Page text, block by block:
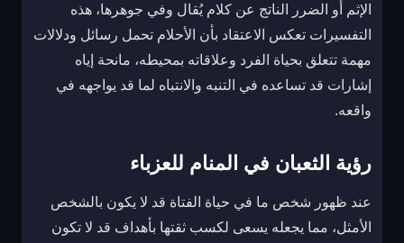
الإثم أو الضرر الناتج عن كلام يُقال وفي جوهرها، هذه
التفسيرات تعكس الاعتقاد بأن الأحلام تحمل رسائل ودلالات
مهمة تتعلق بحياة الفرد وعلاقاته بمحيطه، مانحة إياه
إشارات قد تساعده في التنبه والانتباه لما قد يواجهه في
واقعه.
رؤية الثعبان في المنام للعزباء
عند ظهور شخص ما في حياة الفتاة قد لا يكون بالشخص
الأمثل، مما يجعله يسعى لكسب ثقتها بأهداف قد لا تكون